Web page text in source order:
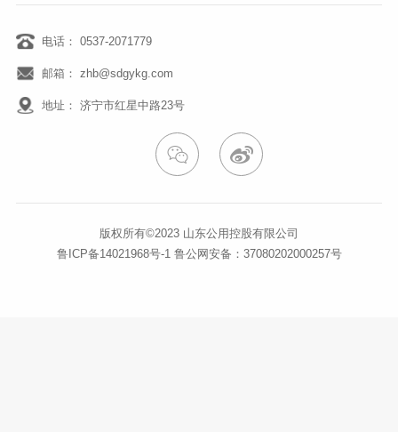
电话： 0537-2071779
邮箱： zhb@sdgykg.com
地址： 济宁市红星中路23号
版权所有©2023 山东公用控股有限公司
鲁ICP备14021968号-1 鲁公网安备：37080202000257号